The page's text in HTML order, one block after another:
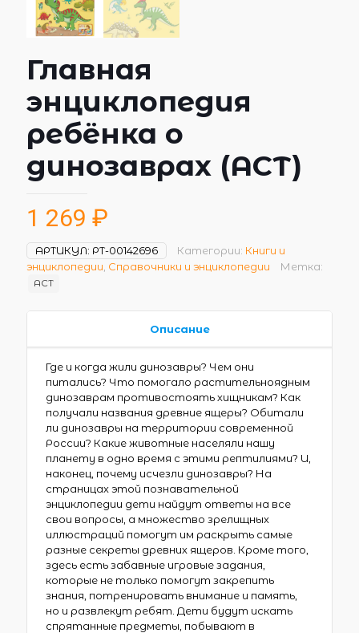
Главная
энциклопедия
ребёнка о
динозаврах (АСТ)
1 269 ₽
АРТИКУЛ: РТ-00142696 Категории: Книги и
энциклопедии Справочники и энциклопедии Метка:
АСТ
Описание
Где и когда жили динозавры? Чем они
питались? Что помогало растительноядным
динозаврам противостоять хищникам? Как
получали названия древние ящеры? Обитали
ли динозавры на территории современной
России? Какие животные населяли нашу
планету в одно время с этими рептилиями? И,
наконец, почему исчезли динозавры? На
страницах этой познавательной
энциклопедии дети найдут ответы на все
свои вопросы, а множество зрелищных
иллюстраций помогут им раскрыть самые
разные секреты древних ящеров. Кроме того,
здесь есть забавные игровые задания,
которые не только помогут закрепить
знания, потренировать внимание и память,
но и развлекут ребят. Дети будут искать
спрятанные предметы, побывают в